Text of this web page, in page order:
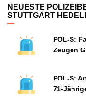
NEUESTE
STUTTGART
POL-S:
Zeugen
POL-S:
71-